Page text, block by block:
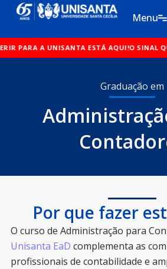
o
conteúdo
Menu
ESTÁ AQUI!O SINAL QUE FALTAVA
Graduação em
Por que fazer
O curso de Administração para
Unisanta EaD complementa as
profissionais de contabilidade e